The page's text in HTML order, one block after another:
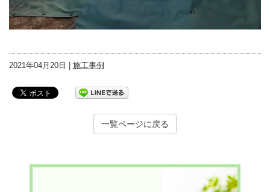
2021年04月20日 | 施工事例
一覧ページに戻る